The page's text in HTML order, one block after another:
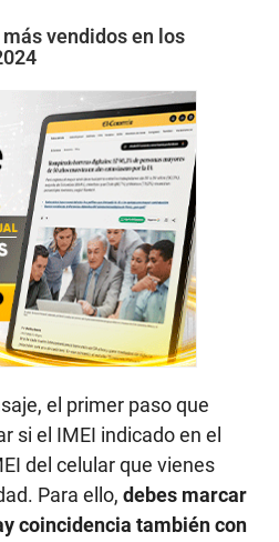
vendidos en los
el primer paso que
si el IMEI indicado en el
del celular que vienes
Para ello, debes marcar
coincidencia también con